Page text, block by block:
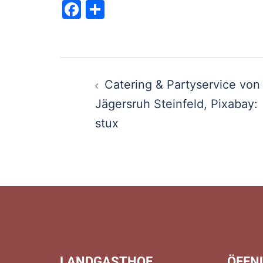
Facebook
Catering & Partyservice von
Jägersruh Steinfeld, Pixabay:
stux